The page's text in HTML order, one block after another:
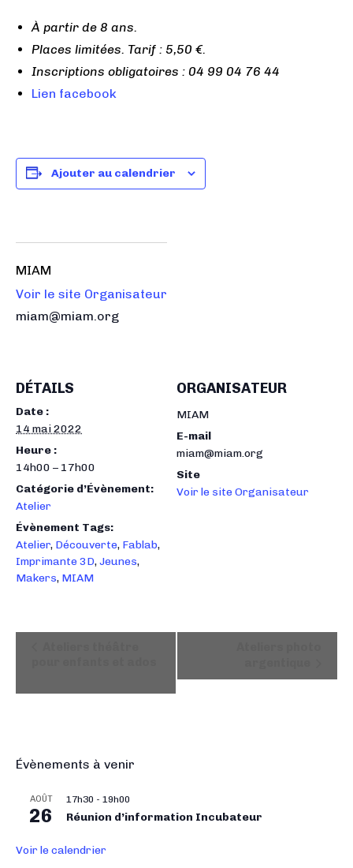
À partir de 8 ans.
Places limitées. Tarif : 5,50 €.
Inscriptions obligatoires : 04 99 04 76 44
Lien facebook
Ajouter au calendrier
DÉTAILS
Date :
14 mai 2022
Heure :
14h00 – 17h00
Catégorie d’Évènement:
Atelier
Évènement Tags:
Atelier, Découverte, Fablab,
Imprimante 3D,Jeunes,
Makers, MIAM
ORGANISATEUR
MIAM
E-mail
miam@miam.org
Site
Voir le site Organisateur
MIAM
Voir le site Organisateur
miam@miam.org
t
v
Évènements à venir
AOÛT
26
17h30 - 19h00
Réunion d’information Incubateur
Voir le calendrier